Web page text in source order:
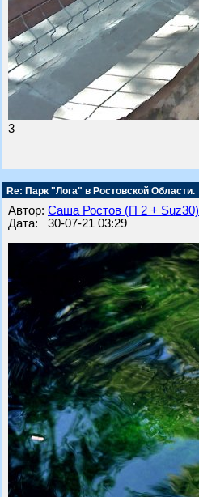
3
Re: Парк "Лога" в Ростовской Области.
Автор: Саша Ростов (П 2 + Suz30)
Дата: 30-07-21 03:29